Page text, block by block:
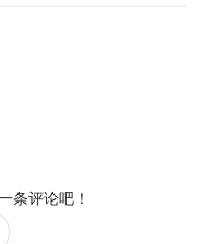
条评论吧！